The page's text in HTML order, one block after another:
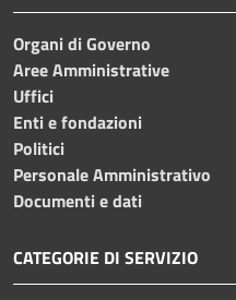
Organi di Governo
Aree Amministrative
Uffici
Enti e fondazioni
Politici
Personale Amministrativo
Documenti e dati
CATEGORIE DI SERVIZIO